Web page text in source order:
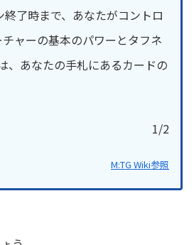
了時まで、あなたがコントロ
ャーの基本のパワーとタフネ
、あなたの手札にあるカードの
1/2
M:TG Wiki参照